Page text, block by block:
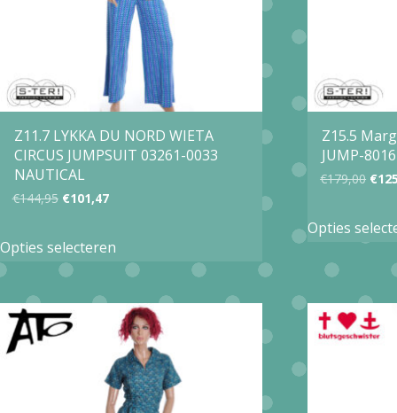
gekozen
worden
op
de
productpagina
Z11.7 LYKKA DU NORD WIETA
CIRCUS JUMPSUIT 03261-0033
NAUTICAL
€144,95 Oorspronkelijke
was:
€144,95.
€101,47Huidige
is:
€101,47.
Opties selecteren
product
meerdere
variaties.
Deze
optie
Z15.5
JUMP-8016
€179,00
was:
€
Opties